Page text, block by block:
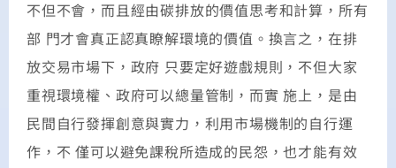
不但不會，而且經由碳排放的價值思考和計算，所有
部 門才會真正認真瞭解環境的價值。換言之，在排
放交易市場下，政府 只要定好遊戲規則，不但大家
重視環境權、政府可以總量管制，而實 施上，是由
民間自行發揮創意與實力，利用市場機制的自行運
作，不 僅可以避免課稅所造成的民怨，也才能有效